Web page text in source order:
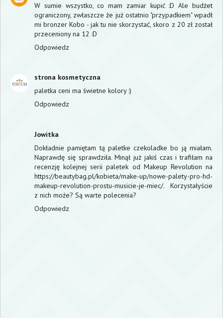
W sumie wszystko, co mam zamiar kupić :D Ale budżet
ograniczony, zwłaszcze że już ostatnio "przypadkiem" wpadł
mi bronzer Kobo - jak tu nie skorzystać, skoro z 20 zł został
przeceniony na 12 :D
Odpowiedz
strona kosmetyczna
paletka ceni ma świetne kolory :)
Odpowiedz
Jowitka
Dokładnie pamiętam tą paletke czekoladke bo ją miałam.
Naprawdę się sprawdziła. Minął już jakiś czas i trafiłam na
recenzję kolejnej serii paletek od Makeup Revolution na
https://beautybag.pl/kobieta/make-up/nowe-palety-pro-hd-
makeup-revolution-prostu-musicie-je-miec/. Korzystałyście
z nich może? Są warte polecenia?
Odpowiedz